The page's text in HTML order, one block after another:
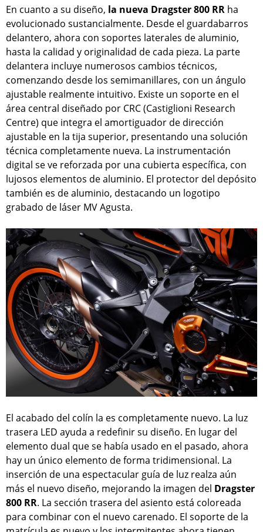
En cuanto a su diseño, la nueva Dragster 800 RR ha
evolucionado sustancialmente. Desde el guardabarros
delantero, ahora con soportes laterales de aluminio,
hasta la calidad y originalidad de cada pieza. La parte
delantera incluye numerosos cambios técnicos,
comenzando desde los semimanillares, con un ángulo
ajustable realmente intuitivo. Existe un soporte en el
área central diseñado por CRC (Castiglioni Research
Centre) que integra el amortiguador de dirección
ajustable en la tija superior, presentando una solución
técnica completamente nueva. La instrumentación
digital se ve reforzada por una cubierta específica, con
lujosos elementos de aluminio. El protector del depósito
también es de aluminio, destacando un logotipo
grabado de láser MV Agusta.
El acabado del colín la es completamente nuevo. La luz
trasera LED ayuda a redefinir su diseño. En lugar del
elemento dual que se había usado en el pasado, ahora
hay un único elemento de forma tridimensional. La
inserción de una espectacular guía de luz realza aún
más el nuevo diseño, mejorando la imagen del Dragster
800 RR. La sección trasera del asiento está coloreada
para combinar con el nuevo carenado. El soporte de la